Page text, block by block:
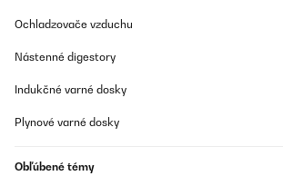
Ochladzovače vzduchu
Nástenné digestory
Indukčné varné dosky
Plynové varné dosky
Obľúbené témy